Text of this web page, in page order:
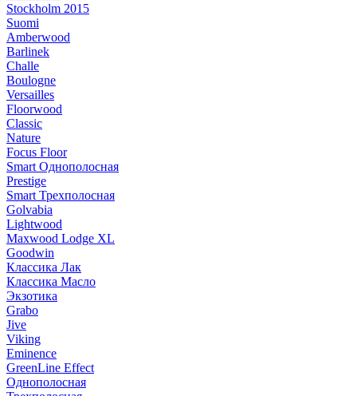
Stockholm 2015
Suomi
Amberwood
Barlinek
Challe
Boulogne
Versailles
Floorwood
Classic
Nature
Focus Floor
Smart Однополосная
Prestige
Smart Трехполосная
Golvabia
Lightwood
Maxwood Lodge XL
Goodwin
Классика Лак
Классика Масло
Экзотика
Grabo
Jive
Viking
Eminence
GreenLine Effect
Однополосная